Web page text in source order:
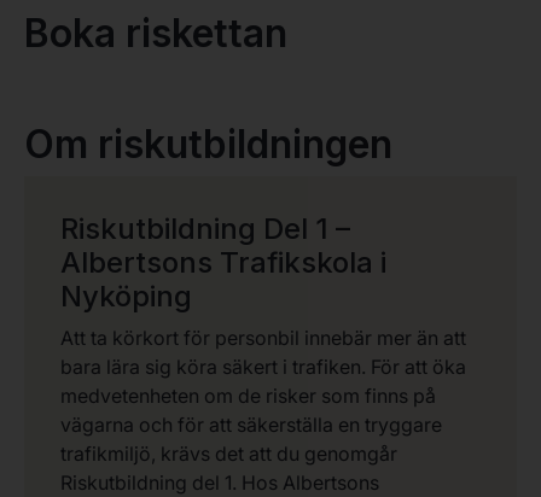
Boka riskettan
Om riskutbildningen
Riskutbildning Del 1 –
Albertsons Trafikskola i
Nyköping
Att ta körkort för personbil innebär mer än att
bara lära sig köra säkert i trafiken. För att öka
medvetenheten om de risker som finns på
vägarna och för att säkerställa en tryggare
trafikmiljö, krävs det att du genomgår
Riskutbildning del 1. Hos Albertsons